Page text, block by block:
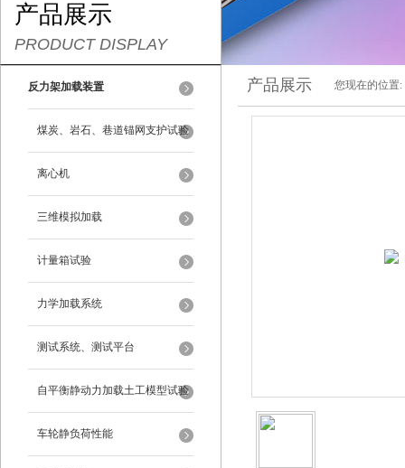
产品展示
PRODUCT DISPLAY
反力架加载装置
煤炭、岩石、巷道锚网支护试验
离心机
三维模拟加载
计量箱试验
力学加载系统
测试系统、测试平台
自平衡静动力加载土工模型试验
系统
车轮静负荷性能
产品展示 您现在的位置: